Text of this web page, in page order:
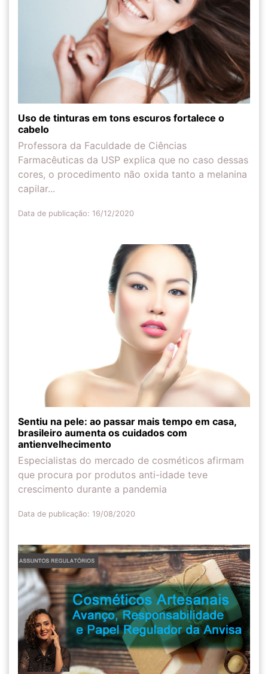
Uso de tinturas em tons escuros fortalece o
cabelo
Professora da Faculdade de Ciências
Farmacêuticas da USP explica que no caso dessas
cores, o procedimento não oxida tanto a melanina
capilar...
Data de publicação: 16/12/2020
Sentiu na pele: ao passar mais tempo em casa,
brasileiro aumenta os cuidados com
antienvelhecimento
Especialistas do mercado de cosméticos afirmam
que procura por produtos anti-idade teve
crescimento durante a pandemia
Data de publicação: 19/08/2020